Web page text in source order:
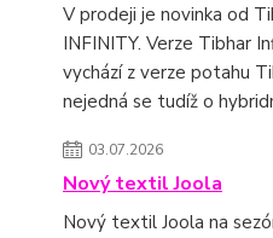
V prodeji je novinka od
INFINITY. Verze Tibhar
vychází z verze potahu
nejedná se tudíž o
03.07.2026
Nový textil Joola
Nový textil Joola na